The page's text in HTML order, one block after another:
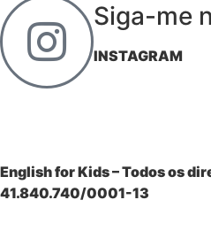
Siga-me
INSTAGRAM
English for Kids – Todos os
41.840.740/0001-13